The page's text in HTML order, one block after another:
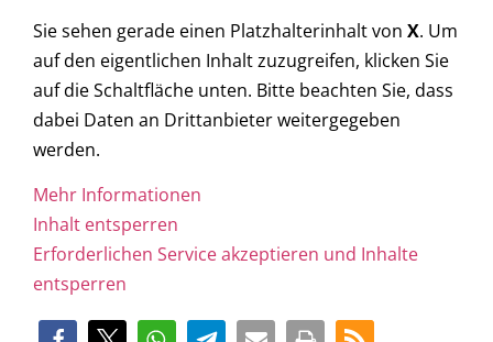
Sie sehen gerade einen Platzhalterinhalt von X. Um
auf den eigentlichen Inhalt zuzugreifen, klicken Sie
auf die Schaltfläche unten. Bitte beachten Sie, dass
dabei Daten an Drittanbieter weitergegeben
werden.
Mehr Informationen
Inhalt entsperren
Erforderlichen Service akzeptieren und Inhalte
entsperren